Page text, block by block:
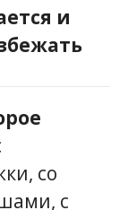
и
со
с